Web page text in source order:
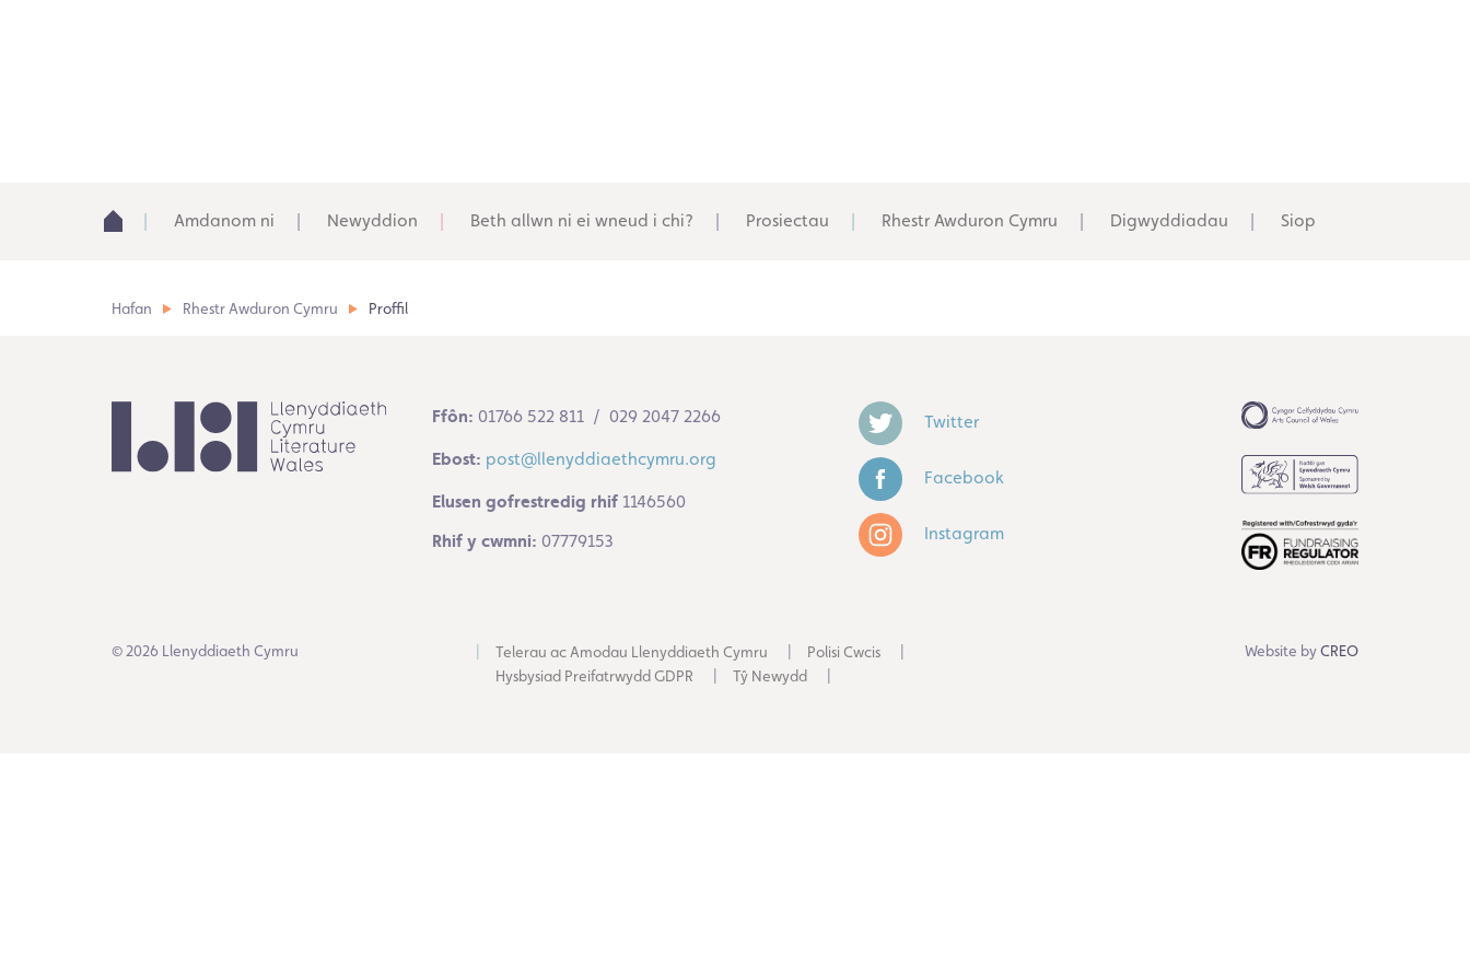
Amdanom ni Newyddion Beth allwn ni ei wneud i chi? Prosiectau Rhestr Awduron Cymru Digwyddiadau Siop
Hafan Rhestr Awduron Cymru Proffil
Ffôn: 01766 522 811 / 029 2047 2266
Ebost: post@llenyddiaethcymru.org
Elusen gofrestredig rhif 1146560
Rhif y cwmni: 07779153
Twitter
Facebook
Instagram
© 2026 Llenyddiaeth Cymru Telerau ac Amodau Llenyddiaeth Cymru
Polisi Cwcis
Hysbysiad Preifatrwydd GDPR
Tŷ Newydd
Website byCREO